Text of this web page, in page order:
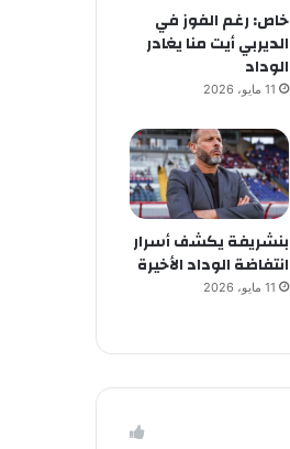
خاص: رغم الفوز في
الديربي أيت منا يغادر
الوداد
11 مايو، 2026
بنشريفة يكشف أسرار
انتفاضة الوداد الأخيرة
11 مايو، 2026